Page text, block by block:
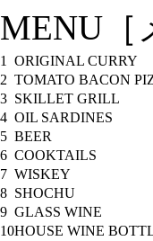
MENU
1 ORIGINAL CURRY
2 TOMATO BACON
3 SKILLET GRILL
4 OIL SARDINES
5 BEER
6 COOKTAILS
7 WISKEY
8 SHOCHU
9 GLASS WINE
10HOUSE WINE